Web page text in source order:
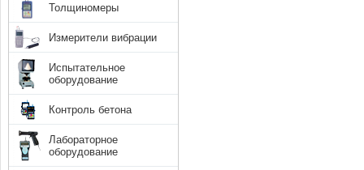
Толщиномеры
Измерители вибрации
Испытательное
оборудование
Контроль бетона
Лабораторное
оборудование